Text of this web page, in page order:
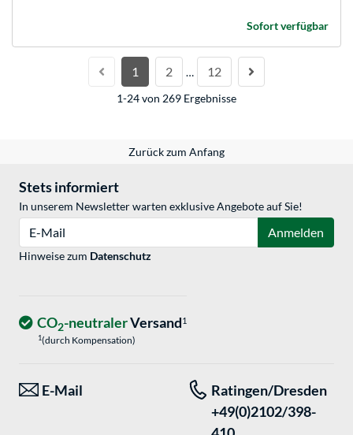
Sofort verfügbar
1 2 … 12
1-24 von 269 Ergebnisse
Zurück zum Anfang
Stets informiert
In unserem Newsletter warten exklusive Angebote auf Sie!
Anmelden
Hinweise zum Datenschutz
CO2-neutralerVersand1
1(durch Kompensation)
E-Mail
Ratingen/Dresden
+49(0)2102/398-